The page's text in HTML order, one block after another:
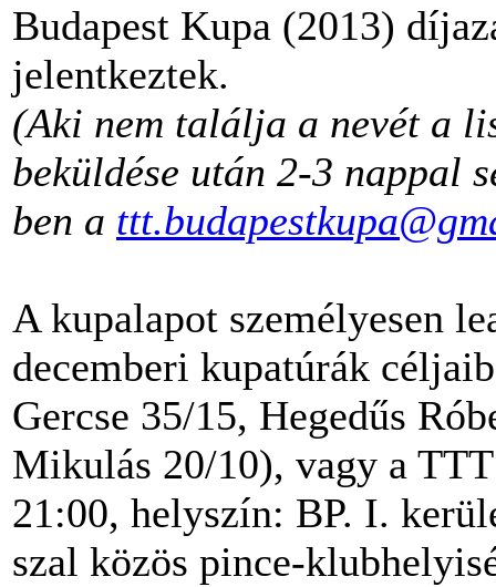
Budapest Kupa (2013)
jelentkeztek.
(Aki nem találja a nevét a
beküldése után 2-3 nappal
ben a
A kupalapot személyesen
decemberi kupatúrák
Gercse 35/15, Hegedűs
Mikulás 20/10), vagy a
21:00, helyszín: BP. I.
szal közös pince-